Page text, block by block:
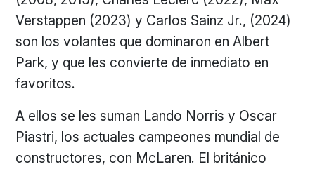
Verstappen (2023) y Carlos Sainz Jr., (2024)
son los volantes que dominaron en Albert
Park, y que les convierte de inmediato en
favoritos.
A ellos se les suman Lando Norris y Oscar
Piastri, los actuales campeones mundial de
constructores, con McLaren. El británico